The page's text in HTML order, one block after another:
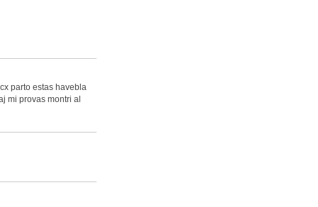
parto estas havebla
mi provas montri al